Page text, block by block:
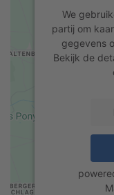
We
partij om
gegevens
Bekijk de